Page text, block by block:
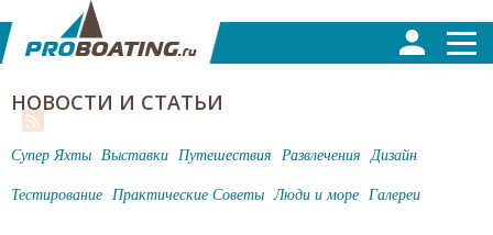
НОВОСТИ И СТАТЬИ
Супер Яхты Выставки Путешествия Развлечения Дизайн
Тестирование Практические Советы Люди и море Галереи